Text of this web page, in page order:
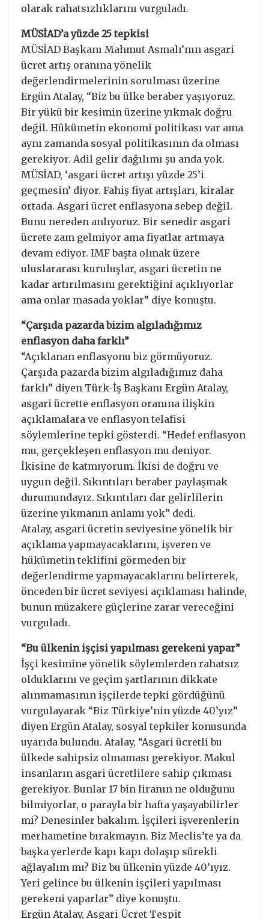
olarak rahatsızlıklarını vurguladı.
MÜSİAD’a yüzde 25 tepkisi
MÜSİAD Başkanı Mahmut Asmalı’nın asgari
ücret artış oranına yönelik
değerlendirmelerinin sorulması üzerine
Ergün Atalay, “Biz bu ülke beraber yaşıyoruz.
Bir yükü bir kesimin üzerine yıkmak doğru
değil. Hükümetin ekonomi politikası var ama
aynı zamanda sosyal politikasının da olması
gerekiyor. Adil gelir dağılımı şu anda yok.
MÜSİAD, ‘asgari ücret artışı yüzde 25’i
geçmesin’ diyor. Fahiş fiyat artışları, kiralar
ortada. Asgari ücret enflasyona sebep değil.
Bunu nereden anlıyoruz. Bir senedir asgari
ücrete zam gelmiyor ama fiyatlar artmaya
devam ediyor. IMF başta olmak üzere
uluslararası kuruluşlar, asgari ücretin ne
kadar artırılmasını gerektiğini açıklıyorlar
ama onlar masada yoklar” diye konuştu.
“Çarşıda pazarda bizim algıladığımız
enflasyon daha farklı”
“Açıklanan enflasyonu biz görmüyoruz.
Çarşıda pazarda bizim algıladığımız daha
farklı” diyen Türk-İş Başkanı Ergün Atalay,
asgari ücrette enflasyon oranına ilişkin
açıklamalara ve enflasyon telafisi
söylemlerine tepki gösterdi. “Hedef enflasyon
mu, gerçekleşen enflasyon mu deniyor.
İkisine de katmıyorum. İkisi de doğru ve
uygun değil. Sıkıntıları beraber paylaşmak
durumundayız. Sıkıntıları dar gelirlilerin
üzerine yıkmanın anlamı yok” dedi.
Atalay, asgari ücretin seviyesine yönelik bir
açıklama yapmayacaklarını, işveren ve
hükümetin teklifini görmeden bir
değerlendirme yapmayacaklarını belirterek,
önceden bir ücret seviyesi açıklaması halinde,
bunun müzakere güçlerine zarar vereceğini
vurguladı.
“Bu ülkenin işçisi yapılması gerekeni yapar”
İşçi kesimine yönelik söylemlerden rahatsız
olduklarını ve geçim şartlarının dikkate
alınmamasının işçilerde tepki gördüğünü
vurgulayarak “Biz Türkiye’nin yüzde 40’yız”
diyen Ergün Atalay, sosyal tepkiler konusunda
uyarıda bulundu. Atalay, “Asgari ücretli bu
ülkede sahipsiz olmaması gerekiyor. Makul
insanların asgari ücretlilere sahip çıkması
gerekiyor. Bunlar 17 bin liranın ne olduğunu
bilmiyorlar, o parayla bir hafta yaşayabilirler
mi? Denesinler bakalım. İşçileri işverenlerin
merhametine bırakmayın. Biz Meclis’te ya da
başka yerlerde kapı kapı dolaşıp sürekli
ağlayalım mı? Biz bu ülkenin yüzde 40’ıyız.
Yeri gelince bu ülkenin işçileri yapılması
gerekeni yaparlar” diye konuştu.
Ergün Atalay, Asgari Ücret Tespit